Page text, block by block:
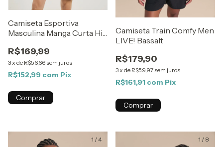
Camiseta Esportiva
Masculina Manga Curta Hiit
R$169,99
3x de R$56,66 sem juros
R$152,99 com Pix
Comprar
Camiseta Train Comfy Men
LIVE! Bassalt
R$179,90
3 x de R$59,97 sem juros
R$161,91 com Pix
Comprar
1 /4 1 / 8